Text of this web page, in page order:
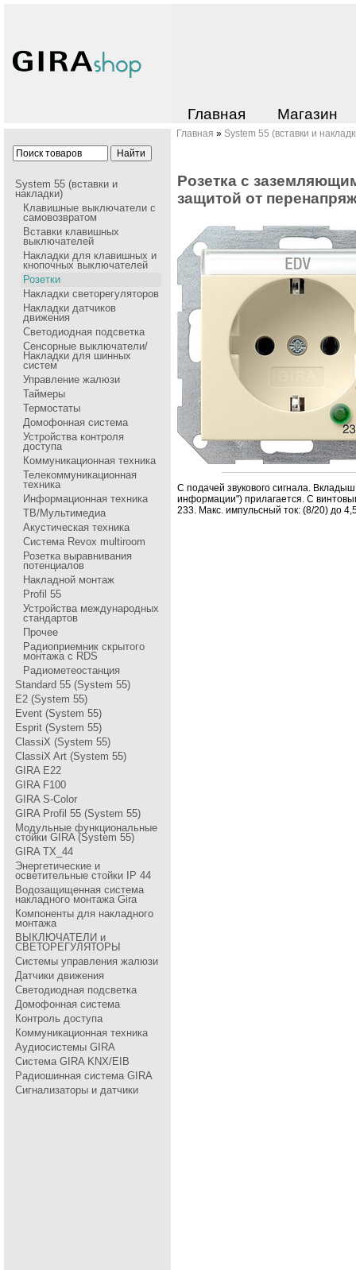
Главная Магазин
System 55 (вставки и
накладки)
Клавишные выключатели с
самовозвратом
Вставки клавишных
выключателей
Накладки для клавишных и
кнопочных выключателей
Розетки
Накладки cветорегуляторов
Накладки датчиков
движения
Светодиодная подсветка
Сенсорные выключатели/
Накладки для шинных
систем
Управление жалюзи
Таймеры
Термостаты
Домофонная система
Устройства контроля
доступа
Коммуникационная техника
Телекоммуникационная
техника
Информационная техника
ТВ/Мультимедиа
Акустическая техника
Система Revox multiroom
Розетка выравнивания
потенциалов
Накладной монтаж
Profil 55
Устройства международных
стандартов
Прочее
Радиоприемник скрытого
монтажа с RDS
Радиометеостанция
Standard 55 (System 55)
E2 (System 55)
Event (System 55)
Esprit (System 55)
ClassiX (System 55)
ClassiX Art (System 55)
GIRA Е22
GIRA F100
GIRA S-Color
GIRA Profil 55 (System 55)
Модульные функциональные
стойки GIRA (System 55)
GIRA TX_44
Энергетические и
осветительные стойки IP 44
Водозащищенная система
накладного монтажа Gira
Компоненты для накладного
монтажа
ВЫКЛЮЧАТЕЛИ и
СВЕТОРЕГУЛЯТОРЫ
Системы управления жалюзи
Датчики движения
Светодиодная подсветка
Домофонная система
Контроль доступа
Коммуникационная техника
Аудиосистемы GIRA
Система GIRA KNX/EIB
Радиошинная система GIRA
Сигнализаторы и датчики
Главная » System 55 (вставки и
Pозетка с
защитой от
С подачей звукового сигнала.
инфоpмации") пpилагается. С
233. Макс. импульсный ток: (8/20) до